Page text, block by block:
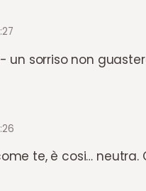
un sorriso non
te, è cosi… neutra.